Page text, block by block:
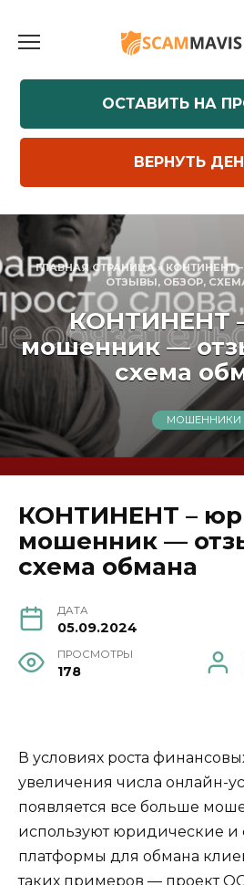
содержанию
ОСТАВИТЬ НА
ВЕРНУТЬ
ГЛАВНАЯ СТРАНИЦА»КОНТИНЕНТ
ОТЗЫВЫ, ОБЗОР,
КОНТИНЕНТ
мошенник —
схема
МОШЕННИКИ
КОНТИНЕНТ –
мошенник —
схема обмана
ДАТА
05.09.2024
ПРОСМОТРЫ
178
В условиях роста
увеличения числа онлайн-
появляется все больше
используют юридические
платформы для обмана
таких примеров — проект